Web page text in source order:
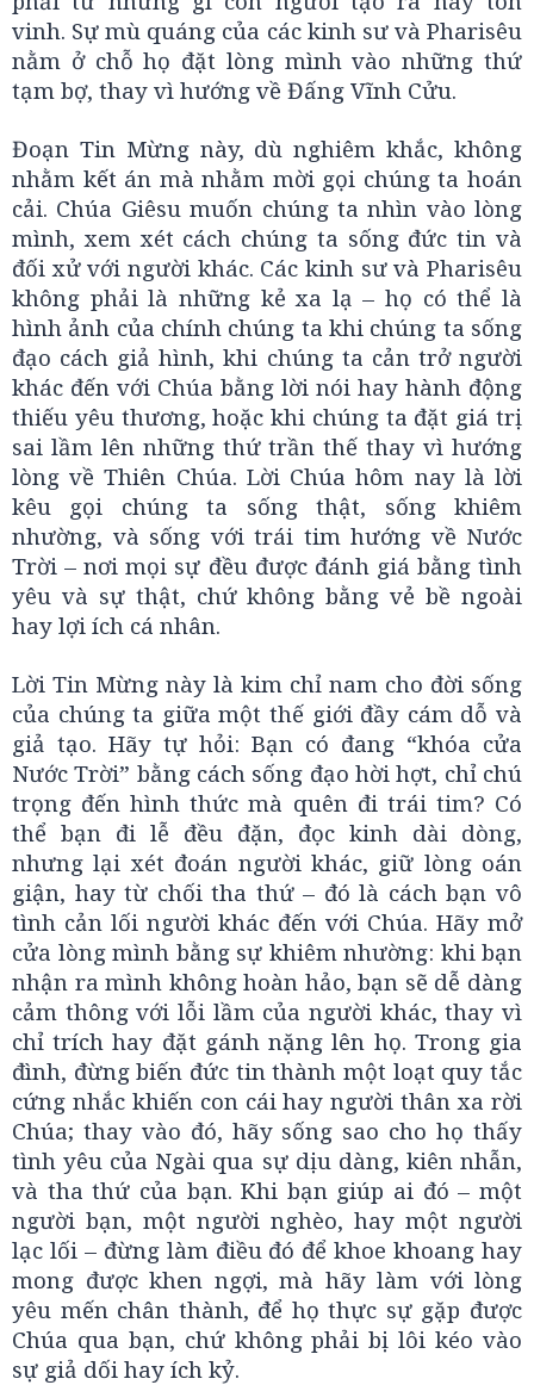
vinh. Sự mù quáng của các kinh sư và Pharisêu
nằm ở chỗ họ đặt lòng mình vào những thứ
tạm bợ, thay vì hướng về Đấng Vĩnh Cửu.
Đoạn Tin Mừng này, dù nghiêm khắc, không
nhằm kết án mà nhằm mời gọi chúng ta hoán
cải. Chúa Giêsu muốn chúng ta nhìn vào lòng
mình, xem xét cách chúng ta sống đức tin và
đối xử với người khác. Các kinh sư và Pharisêu
không phải là những kẻ xa lạ – họ có thể là
hình ảnh của chính chúng ta khi chúng ta sống
đạo cách giả hình, khi chúng ta cản trở người
khác đến với Chúa bằng lời nói hay hành động
thiếu yêu thương, hoặc khi chúng ta đặt giá trị
sai lầm lên những thứ trần thế thay vì hướng
lòng về Thiên Chúa. Lời Chúa hôm nay là lời
kêu gọi chúng ta sống thật, sống khiêm
nhường, và sống với trái tim hướng về Nước
Trời – nơi mọi sự đều được đánh giá bằng tình
yêu và sự thật, chứ không bằng vẻ bề ngoài
hay lợi ích cá nhân.
Lời Tin Mừng này là kim chỉ nam cho đời sống
của chúng ta giữa một thế giới đầy cám dỗ và
giả tạo. Hãy tự hỏi: Bạn có đang “khóa cửa
Nước Trời” bằng cách sống đạo hời hợt, chỉ chú
trọng đến hình thức mà quên đi trái tim? Có
thể bạn đi lễ đều đặn, đọc kinh dài dòng,
nhưng lại xét đoán người khác, giữ lòng oán
giận, hay từ chối tha thứ – đó là cách bạn vô
tình cản lối người khác đến với Chúa. Hãy mở
cửa lòng mình bằng sự khiêm nhường: khi bạn
nhận ra mình không hoàn hảo, bạn sẽ dễ dàng
cảm thông với lỗi lầm của người khác, thay vì
chỉ trích hay đặt gánh nặng lên họ. Trong gia
đình, đừng biến đức tin thành một loạt quy tắc
cứng nhắc khiến con cái hay người thân xa rời
Chúa; thay vào đó, hãy sống sao cho họ thấy
tình yêu của Ngài qua sự dịu dàng, kiên nhẫn,
và tha thứ của bạn. Khi bạn giúp ai đó – một
người bạn, một người nghèo, hay một người
lạc lối – đừng làm điều đó để khoe khoang hay
mong được khen ngợi, mà hãy làm với lòng
yêu mến chân thành, để họ thực sự gặp được
Chúa qua bạn, chứ không phải bị lôi kéo vào
sự giả dối hay ích kỷ.